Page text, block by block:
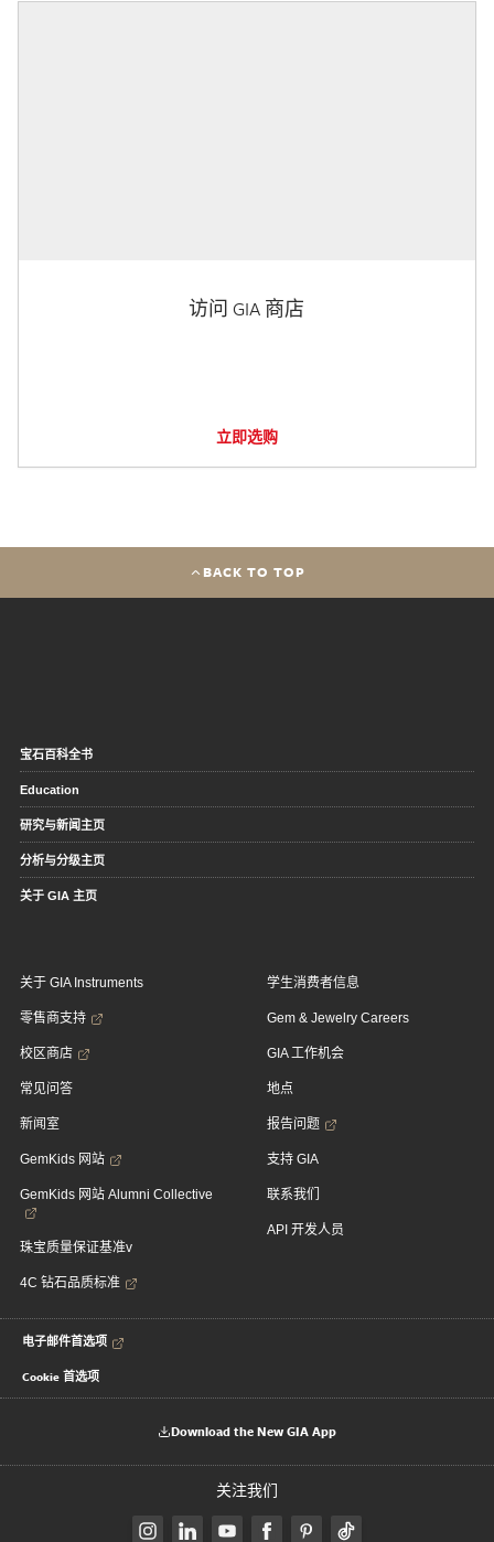
访问 GIA 商店
立即选购
BACK TO TOP
宝石百科全书
Education
研究与新闻主页
分析与分级主页
关于 GIA 主页
关于 GIA Instruments
零售商支持
校区商店
常见问答
新闻室
GemKids 网站
GemKids 网站 Alumni Collective
珠宝质量保证基准v
4C 钻石品质标准
学生消费者信息
Gem & Jewelry Careers
GIA 工作机会
地点
报告问题
支持 GIA
联系我们
API 开发人员
电子邮件首选项
Cookie 首选项
Download the New GIA App
关注我们